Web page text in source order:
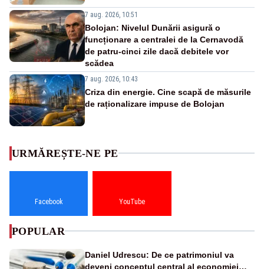
7 aug. 2026, 10:51
Bolojan: Nivelul Dunării asigură o
funcționare a centralei de la Cernavodă
de patru-cinci zile dacă debitele vor
scădea
7 aug. 2026, 10:43
Criza din energie. Cine scapă de măsurile
de raționalizare impuse de Bolojan
URMĂREȘTE-NE PE
Facebook YouTube
POPULAR
Daniel Udrescu: De ce patrimoniul va
deveni conceptul central al economiei